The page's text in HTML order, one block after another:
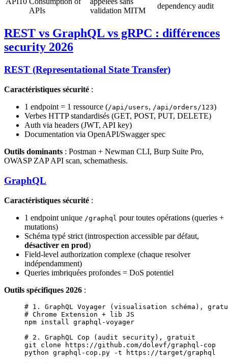
APIs
validation MITM
dependency audit
REST vs GraphQL vs gRPC : différences
security 2026
REST (Representational State Transfer)
Caractéristiques sécurité :
1 endpoint = 1 ressource (/api/users, /api/orders/123)
Verbes HTTP standardisés (GET, POST, PUT, DELETE)
Auth via headers (JWT, API key)
Documentation via OpenAPI/Swagger spec
Outils dominants : Postman + Newman CLI, Burp Suite Pro,
OWASP ZAP API scan, schemathesis.
GraphQL
Caractéristiques sécurité :
1 endpoint unique /graphql pour toutes opérations (queries +
mutations)
Schéma typé strict (introspection accessible par défaut,
désactiver en prod)
Field-level authorization complexe (chaque resolver
indépendamment)
Queries imbriquées profondes = DoS potentiel
Outils spécifiques 2026 :
# 1. GraphQL Voyager (visualisation schéma),
# Chrome Extension + lib JS
npm install
graphql-voyager
# 2. GraphQL Cop (audit security), gratuit
git clone https://github.com/dolevf/graphql-cop
python graphql-cop.py -t https://target/graphql